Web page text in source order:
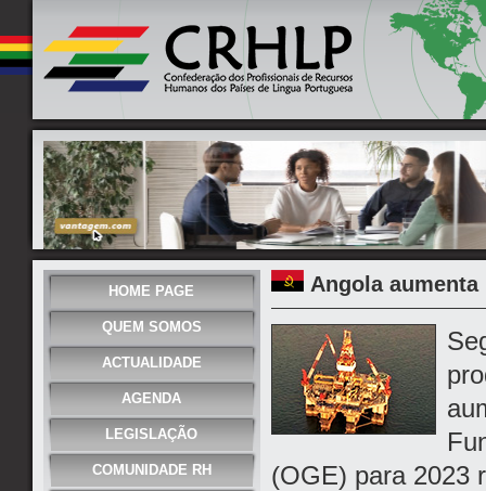
HOME PAGE
QUEM SOMOS
ACTUALIDADE
AGENDA
LEGISLAÇÃO
COMUNIDADE RH
Angola
(OGE) para 2023